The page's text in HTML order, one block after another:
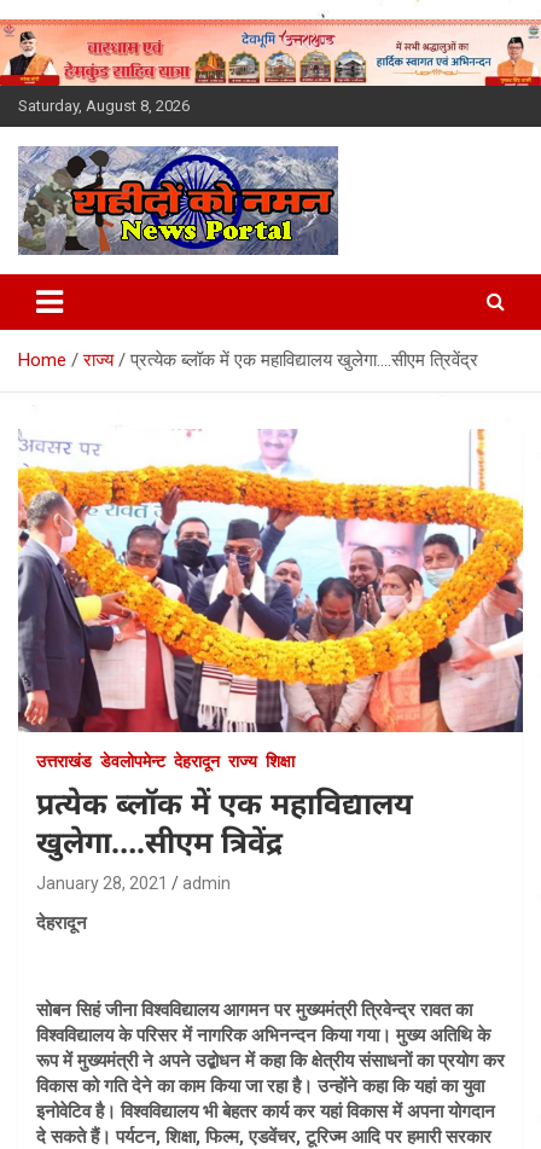
Skip
to
content
Saturday, August 8, 2026
Latest News Today, Breaking
News, Uttarakhand News in
Hindi
Home राज्य प्रत्येक ब्लॉक में एक महाविद्यालय खुलेगा….सीएम त्रिवेंद्र
उत्तराखंड डेवलोपमेन्ट देहरादून राज्य शिक्षा
प्रत्येक ब्लॉक में एक महाविद्यालय
खुलेगा….सीएम त्रिवेंद्र
January 28, 2021 admin
देहरादून
सोबन सिहं जीना विश्वविद्यालय आगमन पर मुख्यमंत्री त्रिवेन्द्र रावत का
विश्वविद्यालय के परिसर में नागरिक अभिनन्दन किया गया। मुख्य अतिथि के
रूप में मुख्यमंत्री ने अपने उद्बोधन में कहा कि क्षेत्रीय संसाधनों का प्रयोग कर
विकास को गति देने का काम किया जा रहा है। उन्होंने कहा कि यहां का युवा
इनोवेटिव है। विश्वविद्यालय भी बेहतर कार्य कर यहां विकास में अपना योगदान
दे सकते हैं। पर्यटन, शिक्षा, फिल्म, एडवेंचर, टूरिज्म आदि पर हमारी सरकार